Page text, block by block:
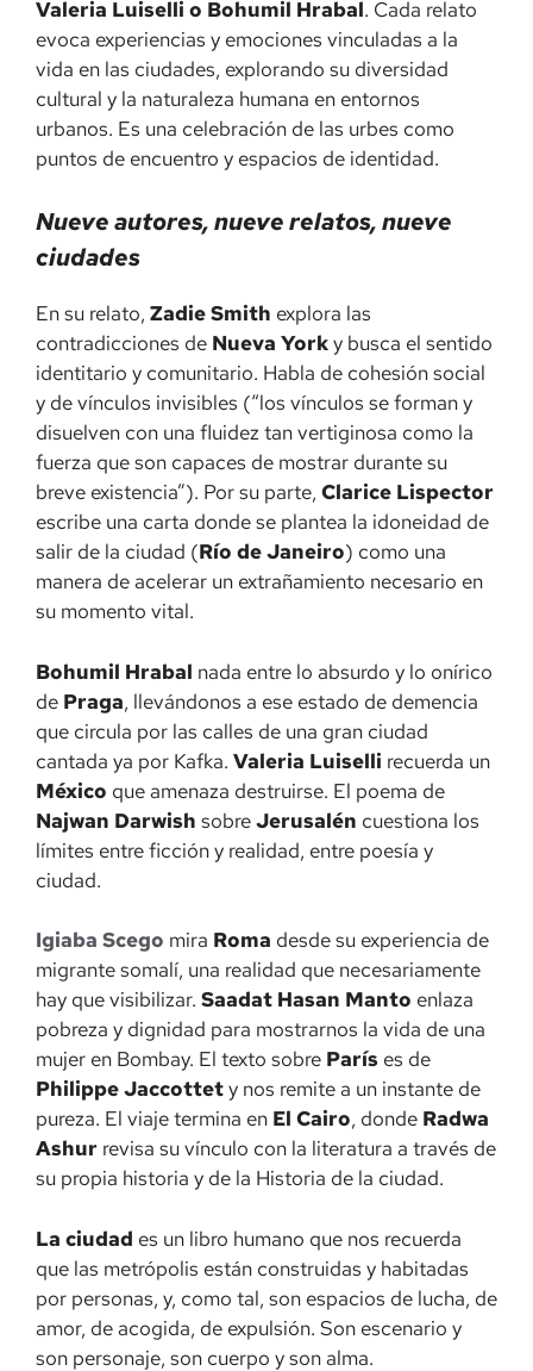
Valeria Luiselli o Bohumil Hrabal. Cada relato
evoca experiencias y emociones vinculadas a la
vida en las ciudades, explorando su diversidad
cultural y la naturaleza humana en entornos
urbanos. Es una celebración de las urbes como
puntos de encuentro y espacios de identidad.
Nueve autores, nueve relatos, nueve
ciudades
En su relato, Zadie Smith explora las
contradicciones de Nueva Yorky busca el sentido
identitario y comunitario. Habla de cohesión social
y de vínculos invisibles (“los vínculos se forman y
disuelven con una fluidez tan vertiginosa como la
fuerza que son capaces de mostrar durante su
breve existencia”). Por su parte, Clarice Lispector
escribe una carta donde se plantea la idoneidad de
salir de la ciudad (Río de Janeiro) como una
manera de acelerar un extrañamiento necesario en
su momento vital.
Bohumil Hrabal nada entre lo absurdo y lo onírico
de Praga, llevándonos a ese estado de demencia
que circula por las calles de una gran ciudad
cantada ya por Kafka. Valeria Luiselli recuerda un
México que amenaza destruirse. El poema de
Najwan Darwish sobreJerusalén cuestiona los
límites entre ficción y realidad, entre poesía y
ciudad.
Igiaba Scego mira Roma desde su experiencia de
migrante somalí, una realidad que necesariamente
hay que visibilizar. Saadat Hasan Manto enlaza
pobreza y dignidad para mostrarnos la vida de una
mujer en Bombay. El texto sobre París es de
Philippe Jaccottety nos remite a un instante de
pureza. El viaje termina en El Cairo, donde Radwa
Ashur revisa su vínculo con la literatura a través de
su propia historia y de la Historia de la ciudad.
La ciudad es un libro humano que nos recuerda
que las metrópolis están construidas y habitadas
por personas, y, como tal, son espacios de lucha, de
amor, de acogida, de expulsión. Son escenario y
son personaje, son cuerpo y son alma.